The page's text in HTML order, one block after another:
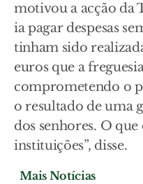
motivou a acção da
ia pagar despesas
tinham sido
euros que a
comprometendo o
o resultado de uma
dos senhores. O
instituições”, disse.
Mais Notícias